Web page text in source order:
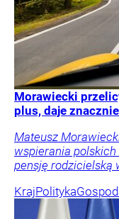
Morawiecki
plus, daje
Mateusz
wspierania
pensję rodzicielską
KrajPolityka